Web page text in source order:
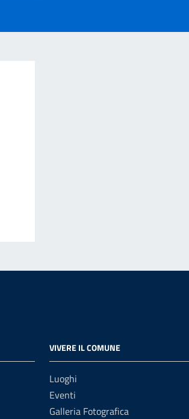
VIVERE IL COMUNE
Luoghi
Eventi
Galleria Fotografica